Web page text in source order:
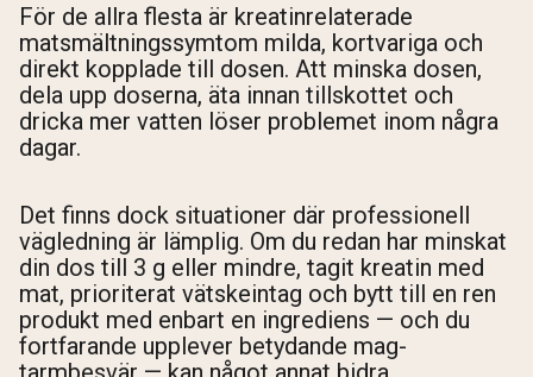
För de allra flesta är kreatinrelaterade
matsmältningssymtom milda, kortvariga och
direkt kopplade till dosen. Att minska dosen,
dela upp doserna, äta innan tillskottet och
dricka mer vatten löser problemet inom några
dagar.
Det finns dock situationer där professionell
vägledning är lämplig. Om du redan har minskat
din dos till 3 g eller mindre, tagit kreatin med
mat, prioriterat vätskeintag och bytt till en ren
produkt med enbart en ingrediens — och du
fortfarande upplever betydande mag-